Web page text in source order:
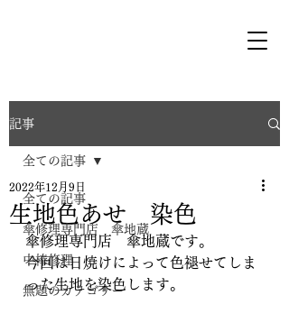
記事
全ての記事
傘修理専門店 傘地蔵
中棒修理
無題のカテゴリー
全ての記事
生地色あせ 染色
2022年12月9日
傘修理専門店　傘地蔵です。
今回は日焼けによって色褪せてしま
った生地を染色します。